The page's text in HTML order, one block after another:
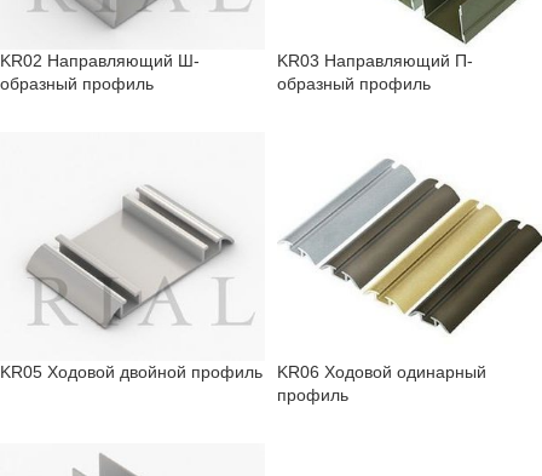
KR02 Направляющий Ш-
образный профиль
KR03 Направляющий П-
образный профиль
KR05 Ходовой двойной профиль
KR06 Ходовой одинарный
профиль